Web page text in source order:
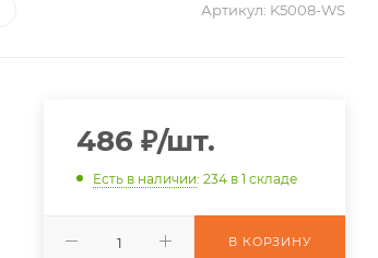
Артикул: K5008-WS
486 ₽/шт.
Есть в наличии: 234 в 1 складе
В КОРЗИНУ